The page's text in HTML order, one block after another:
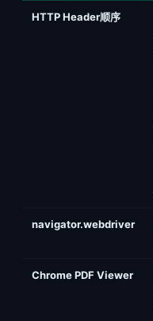
HTTP Header顺序
navigator.webdriver
Chrome PDF Viewer